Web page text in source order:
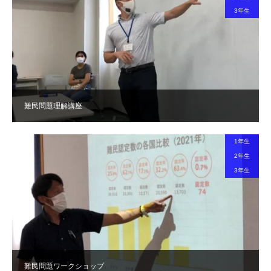
難民問題理解講座
3年生
難民問題ワークショップ
1年生
2年生
3年生